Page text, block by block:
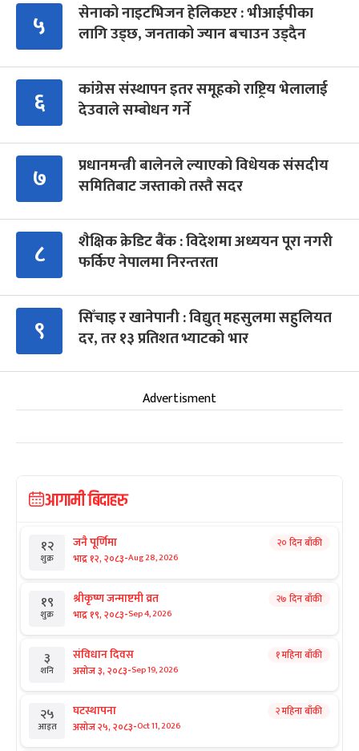
५
सेनाको नाइटभिजन हेलिकप्टर : भीआईपीका
लागि उड्छ, जनताको ज्यान बचाउन उड्दैन
६
कांग्रेस संस्थापन इतर समूहको राष्ट्रिय भेलालाई
देउवाले सम्बोधन गर्ने
७
प्रधानमन्त्री बालेनले ल्याएको विधेयक संसदीय
समितिबाट जस्ताको तस्तै सदर
८
शैक्षिक क्रेडिट बैंक : विदेशमा अध्ययन पूरा नगरी
फर्किए नेपालमा निरन्तरता
९
सिँचाइ र खानेपानी : विद्युत् महसुलमा सहुलियत
दर, तर १३ प्रतिशत भ्याटको भार
Advertisment
आगामी बिदाहरु
१२
शुक्र
जनै पूर्णिमा
भाद्र १२, २०८३-Aug 28, 2026
२० दिन बाँकी
१९
शुक्र
श्रीकृष्ण जन्माष्टमी व्रत
भाद्र १९, २०८३-Sep 4, 2026
२७ दिन बाँकी
३
शनि
संविधान दिवस
असोज ३, २०८३-Sep 19, 2026
१ महिना बाँकी
२५
आइत
घटस्थापना
असोज २५, २०८३-Oct 11, 2026
२ महिना बाँकी